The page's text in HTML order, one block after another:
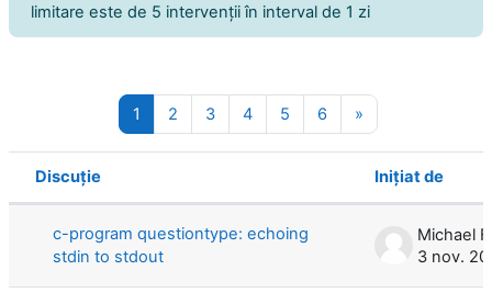
limitare este de 5 intervenţii în interval de 1 zi
1 Pagina 1
2Pagina 2
3Pagina 3
4Pagina 4
5Pagina 5
6Pagina 6
»Pagina
Lista discuțiilor. Se afișează 100 din
Status
Discuție Iniţiat de
c-program questiontype: echoing
stdin to stdout
Michael
3 nov.